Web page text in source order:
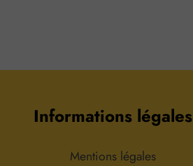
Informations légales
Mentions légales